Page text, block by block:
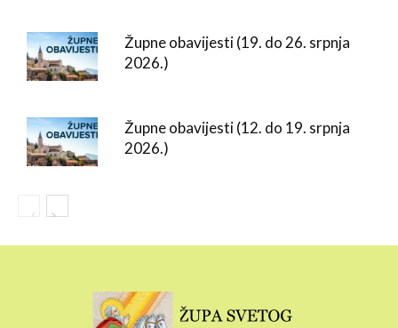
Župne obavijesti (19. do 26. srpnja
2026.)
Župne obavijesti (12. do 19. srpnja
2026.)